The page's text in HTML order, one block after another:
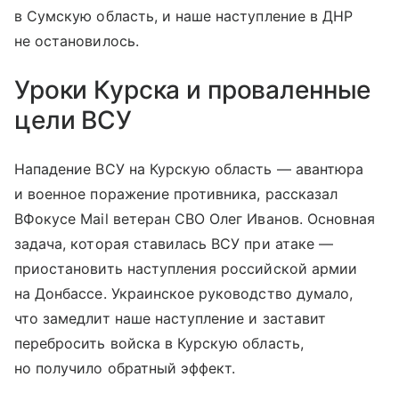
в Сумскую область, и наше наступление в ДНР
не остановилось.
Уроки Курска и проваленные
цели ВСУ
Нападение ВСУ на Курскую область — авантюра
и военное поражение противника, рассказал
ВФокусе Mail ветеран СВО Олег Иванов. Основная
задача, которая ставилась ВСУ при атаке —
приостановить наступления российской армии
на Донбассе. Украинское руководство думало,
что замедлит наше наступление и заставит
перебросить войска в Курскую область,
но получило обратный эффект.